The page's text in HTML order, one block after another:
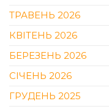
ТРАВЕНЬ 2026
КВІТЕНЬ 2026
БЕРЕЗЕНЬ 2026
СІЧЕНЬ 2026
ГРУДЕНЬ 2025